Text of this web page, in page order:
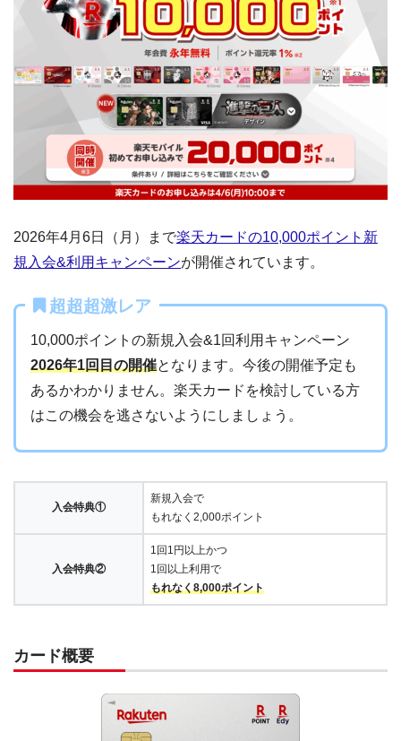
2026年4月6日（月）まで楽天カードの10,000ポイント新
規入会&利用キャンペーンが開催されています。
超超超激レア
10,000ポイントの新規入会&1回利用キャンペーン
2026年1回目の開催となります。今後の開催予定も
あるかわかりません。楽天カードを検討している方
はこの機会を逃さないようにしましょう。
入会特典①
新規入会で
もれなく2,000ポイント
入会特典②
1回1円以上かつ
1回以上利用で
もれなく8,000ポイント
カード概要